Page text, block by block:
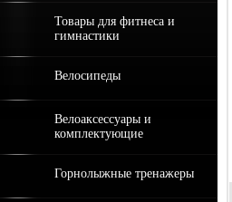
Товары для фитнеса и
гимнастики
Велосипеды
Велоаксессуары и
комплектующие
Горнолыжные тренажеры